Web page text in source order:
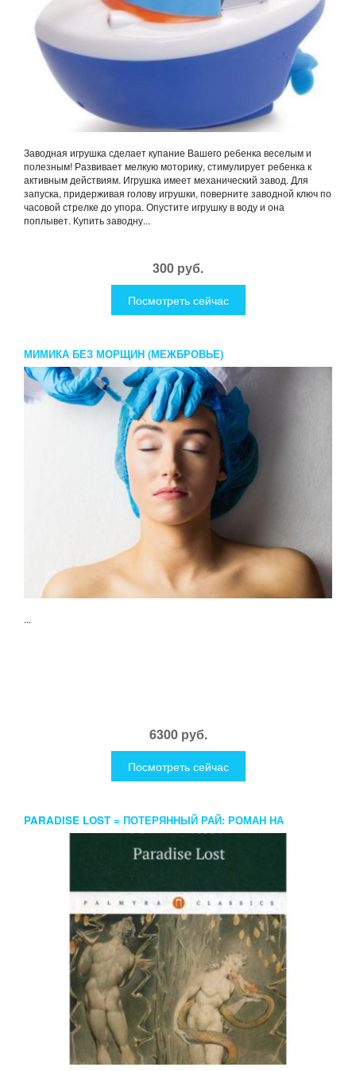
Заводная игрушка сделает купание Вашего ребенка веселым и
полезным! Развивает мелкую моторику, стимулирует ребенка к
активным действиям. Игрушка имеет механический завод. Для
запуска, придерживая голову игрушки, поверните заводной ключ по
часовой стрелке до упора. Опустите игрушку в воду и она
поплывет. Купить заводну...
300 руб.
Посмотреть сейчас
МИМИКА БЕЗ МОРЩИН (МЕЖБРОВЬЕ)
...
6300 руб.
Посмотреть сейчас
PARADISE LOST = ПОТЕРЯННЫЙ РАЙ: РОМАН НА
АНГЛ.ЯЗ. MILTON JOHN